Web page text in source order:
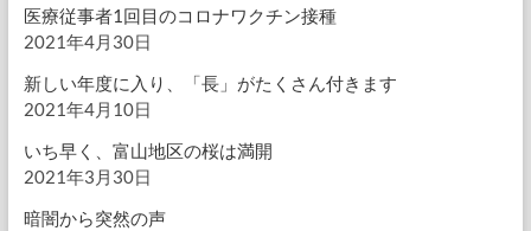
医療従事者1回目のコロナワクチン接種
2021年4月30日
新しい年度に入り、「長」がたくさん付きます
2021年4月10日
いち早く、富山地区の桜は満開
2021年3月30日
暗闇から突然の声